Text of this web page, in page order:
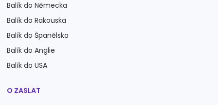
Balík do Německa
Balík do Rakouska
Balík do Španělska
Balík do Anglie
Balík do USA
O ZASLAT